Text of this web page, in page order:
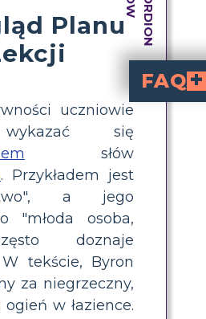
Planu
uczniowie
się
słów
. Przykładem jest
a jego
"młoda osoba,
doznaje
W tekście, Byron
za niegrzeczny,
w łazience.
FAQ